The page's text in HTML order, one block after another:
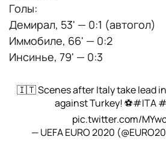
Голы:
Демирал, 53' — 0:1 (автогол)
Иммобиле, 66' — 0:2
Инсинье, 79' — 0:3
🇮🇹 Scenes after Italy take lead
against Turkey! ⚽️#ITA
pic.twitter.com/
— UEFA EURO 2020